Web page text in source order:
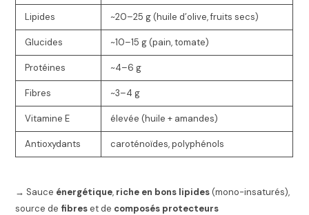
Lipides ~20–25 g (huile d’olive, fruits secs)
Glucides ~10–15 g (pain, tomate)
Protéines ~4–6 g
Fibres ~3–4 g
Vitamine E élevée (huile + amandes)
Antioxydants caroténoïdes, polyphénols
→ Sauce énergétique, riche en bons lipides(mono-insaturés),
source de fibreset de composés protecteurs